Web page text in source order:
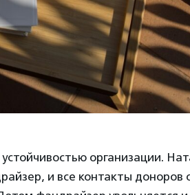
организации.
и все контакты доноров